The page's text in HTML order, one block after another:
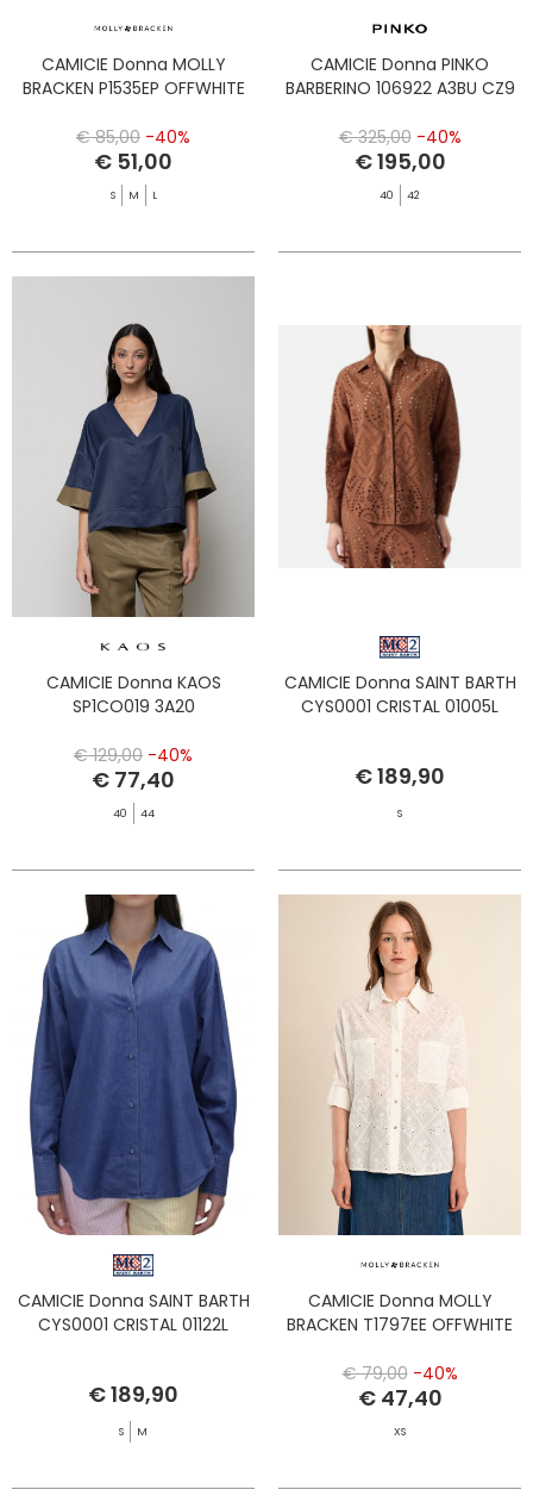
CAMICIE Donna MOLLY
BRACKEN P1535EP OFFWHITE
€ 85,00 -40%
€ 51,00
S M L
CAMICIE Donna PINKO
BARBERINO 106922 A3BU CZ9
€ 325,00 -40%
€ 195,00
40 42
CAMICIE Donna KAOS
SP1CO019 3A20
€ 129,00 -40%
€ 77,40
40 44
CAMICIE Donna SAINT BARTH
CYS0001 CRISTAL 01005L
€ 189,90
S
CAMICIE Donna SAINT BARTH
CYS0001 CRISTAL 01122L
€ 189,90
S M
CAMICIE Donna MOLLY
BRACKEN T1797EE OFFWHITE
€ 79,00 -40%
€ 47,40
XS